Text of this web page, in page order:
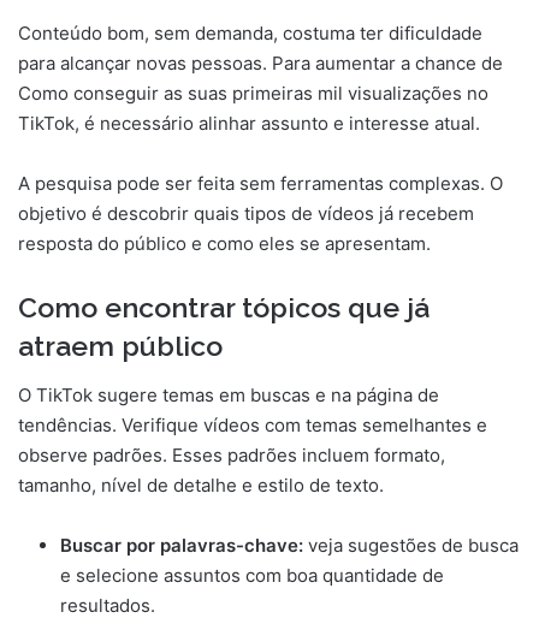
Conteúdo bom, sem demanda, costuma ter dificuldade
para alcançar novas pessoas. Para aumentar a chance de
Como conseguir as suas primeiras mil visualizações no
TikTok, é necessário alinhar assunto e interesse atual.
A pesquisa pode ser feita sem ferramentas complexas. O
objetivo é descobrir quais tipos de vídeos já recebem
resposta do público e como eles se apresentam.
Como encontrar tópicos que já
atraem público
O TikTok sugere temas em buscas e na página de
tendências. Verifique vídeos com temas semelhantes e
observe padrões. Esses padrões incluem formato,
tamanho, nível de detalhe e estilo de texto.
Buscar por palavras-chave: veja sugestões de busca
e selecione assuntos com boa quantidade de
resultados.